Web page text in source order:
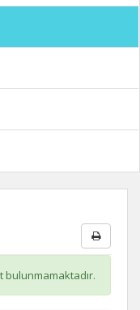
bulunmamaktadır.